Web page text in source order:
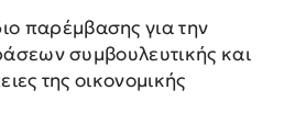
παρέμβασης για την
συμβουλευτικής και
της οικονομικής